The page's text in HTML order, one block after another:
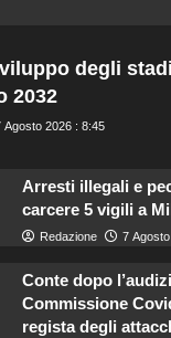
degli
2032
Agosto 2026 : 8:45
Arresti illegali e
carcere 5 vigili a
Redazione 7
Conte dopo
Commissione
regista degli